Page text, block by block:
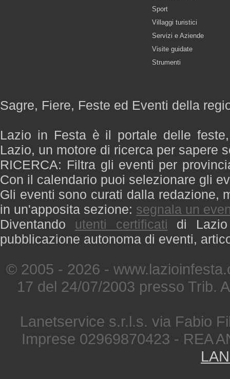
Sport
Villaggi turistici
Servizi e Aziende
Visite guidate
Strumenti
Sagre, Fiere, Feste ed Eventi della
Lazio in Festa è il portale delle
Lazio, un motore di ricerca per sapere
RICERCA: Filtra gli eventi per
Con il calendario puoi selezionare gli
Gli eventi sono curati dalla redazione,
in un'apposita sezione: segnala un
Diventando utenti certificati di
pubblicazione autonoma di eventi,
© 2005 - 2026 -
17 del 24/07/2003 presso Trib.
Lanetservice s.r.l.s. via Fabio
Imprese 02969870423 - REA